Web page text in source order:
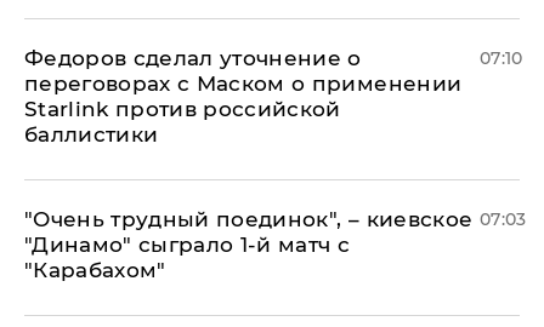
Федоров сделал уточнение о
переговорах с Маском о применении
Starlink против российской
баллистики
07:10
"Очень трудный поединок", – киевское
"Динамо" сыграло 1-й матч с
"Карабахом"
07:03